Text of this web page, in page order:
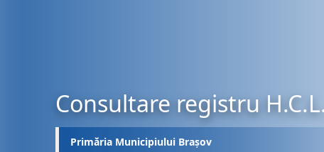
Consultare registru
Primăria Municipiului Brașov